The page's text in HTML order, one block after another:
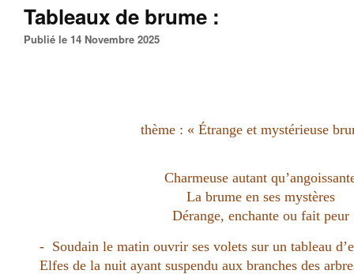
Tableaux de brume :
Publié le 14 Novembre 2025
thème : « Étrange et mystérieuse
Charmeuse autant
La brume en ses mystères
Dérange, enchante ou fait peur
- Soudain le matin ouvrir ses volets sur un tableau
Elfes de la nuit ayant suspendu aux branches des